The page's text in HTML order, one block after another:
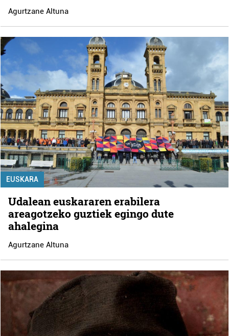
Agurtzane Altuna
EUSKARA
Udalean euskararen erabilera
areagotzeko guztiek egingo dute
ahalegina
Agurtzane Altuna